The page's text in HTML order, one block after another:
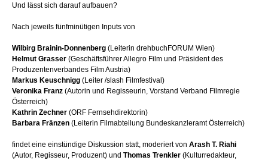
Und lässt sich darauf aufbauen?
Nach jeweils fünfminütigen Inputs von
Wilbirg Brainin-Donnenberg (Leiterin drehbuchFORUM Wien)
Helmut Grasser (Geschäftsführer Allegro Film und Präsident des
Produzentenverbandes Film Austria)
Markus Keuschnigg (Leiter /slash Filmfestival)
Veronika Franz (Autorin und Regisseurin, Vorstand Verband Filmregie
Österreich)
Kathrin Zechner (ORF Fernsehdirektorin)
Barbara Fränzen (Leiterin Filmabteilung Bundeskanzleramt Österreich)
findet eine einstündige Diskussion statt, moderiert von Arash T. Riahi
(Autor, Regisseur, Produzent) und Thomas Trenkler (Kulturredakteur,